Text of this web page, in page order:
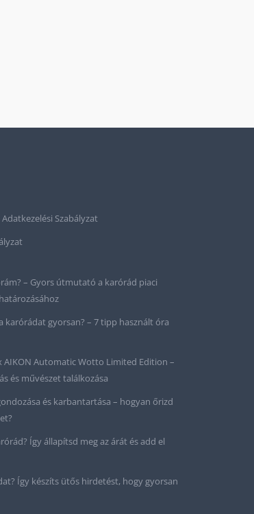
Szabályzat
– Gyors útmutató a karórád piaci
karórádat gyorsan? – 7 tipp használt óra
AIKON Automatic Wotto Limited Edition –
és művészet találkozása
és karbantartása – hogyan őrizd
Így állapítsd meg az árát és add el
Így készíts ütős hirdetést, hogy gyorsan